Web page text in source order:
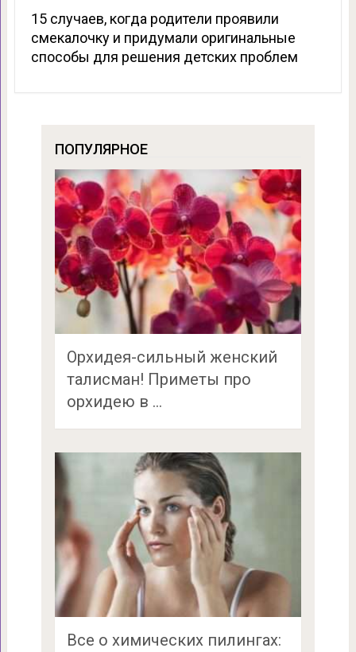
15 случаев, когда родители проявили
смекалочку и придумали оригинальные
способы для решения детских проблем
ПОПУЛЯРНОЕ
Орхидея-сильный женский
талисман! Приметы про
орхидею в …
Все о химических пилингах: